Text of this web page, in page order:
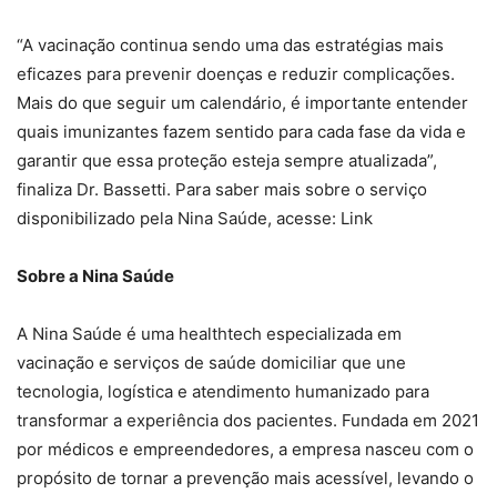
“A vacinação continua sendo uma das estratégias mais
eficazes para prevenir doenças e reduzir complicações.
Mais do que seguir um calendário, é importante entender
quais imunizantes fazem sentido para cada fase da vida e
garantir que essa proteção esteja sempre atualizada”,
finaliza Dr. Bassetti. Para saber mais sobre o serviço
disponibilizado pela Nina Saúde, acesse: Link
Sobre a Nina Saúde
A Nina Saúde é uma healthtech especializada em
vacinação e serviços de saúde domiciliar que une
tecnologia, logística e atendimento humanizado para
transformar a experiência dos pacientes. Fundada em 2021
por médicos e empreendedores, a empresa nasceu com o
propósito de tornar a prevenção mais acessível, levando o